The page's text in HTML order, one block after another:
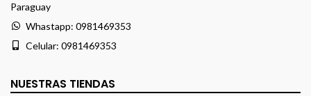
Paraguay
Whastapp: 0981469353
Celular: 0981469353
NUESTRAS TIENDAS